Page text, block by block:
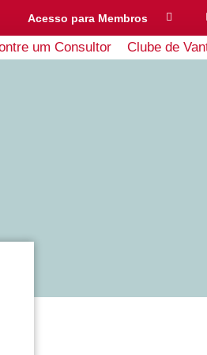
Acesso para Membros
um Consultor Clube de